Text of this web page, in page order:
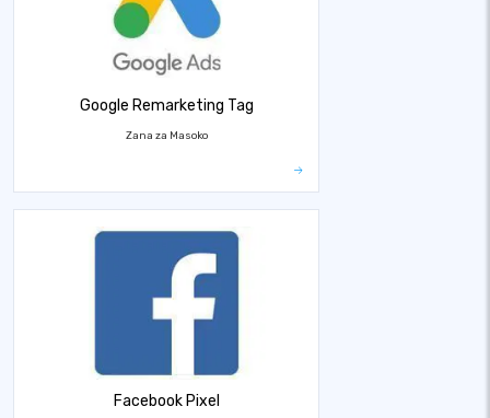
Google Remarketing Tag
Zana za Masoko
Facebook Pixel